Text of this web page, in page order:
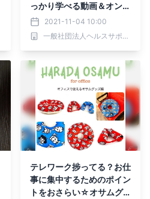
っかり学べる動画＆オンラ
インセミナー
2021-11-04 10:00
一般社団法人ヘルスサポーターズイノベーション
テレワーク捗ってる？お仕
事に集中するためのポイン
トをおさらい☆オサムグ